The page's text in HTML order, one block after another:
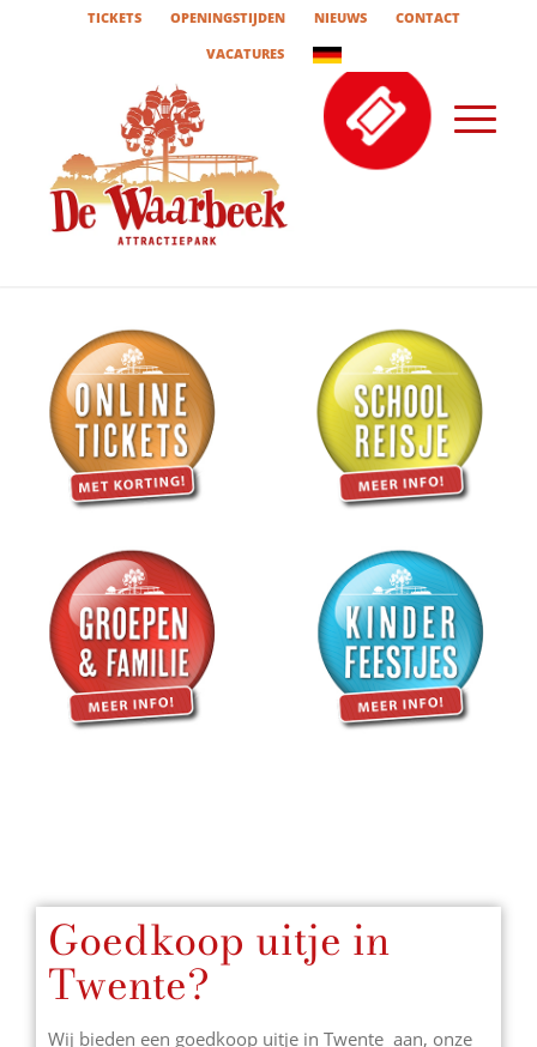
TICKETS OPENINGSTIJDEN NIEUWS
CONTACT
VACATURES
Goedkoop uitje in
Twente?
Wij bieden een goedkoop uitje in Twente aan, onze